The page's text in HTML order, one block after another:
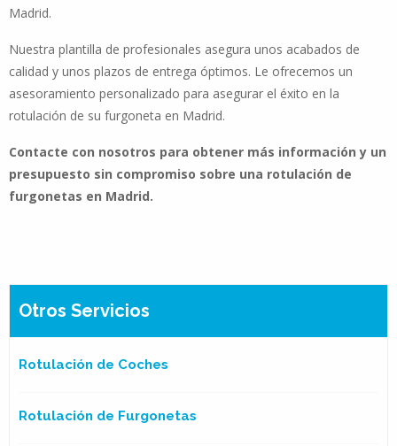
Madrid.
Nuestra plantilla de profesionales asegura unos acabados de
calidad y unos plazos de entrega óptimos. Le ofrecemos un
asesoramiento personalizado para asegurar el éxito en la
rotulación de su furgoneta en Madrid.
Contacte con nosotros para obtener más información y un
presupuesto sin compromiso sobre una rotulación de
furgonetas en Madrid.
Otros Servicios
Rotulación de Coches
Rotulación de Furgonetas